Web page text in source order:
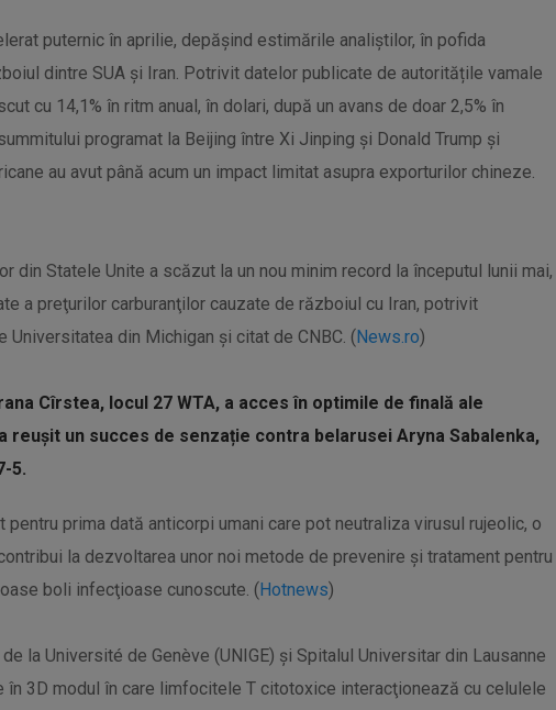
puternic în aprilie, depășind estimările analiștilor, în pofida
dintre SUA și Iran. Potrivit datelor publicate de autoritățile vamale
cu 14,1% în ritm anual, în dolari, după un avans de doar 2,5% în
programat la Beijing între Xi Jinping și Donald Trump și
au avut până acum un impact limitat asupra exporturilor chineze.
din Statele Unite a scăzut la un nou minim record la începutul lunii mai,
a preţurilor carburanţilor cauzate de războiul cu Iran, potrivit
Universitatea din Michigan și citat de CNBC. (News.ro)
Cîrstea, locul 27 WTA, a acces în optimile de finală ale
reușit un succes de senzație contra belarusei Aryna Sabalenka,
5.
pentru prima dată anticorpi umani care pot neutraliza virusul rujeolic, o
la dezvoltarea unor noi metode de prevenire şi tratament pentru
boli infecţioase cunoscute. (Hotnews)
la Université de Genève (UNIGE) şi Spitalul Universitar din Lausanne
în 3D modul în care limfocitele T citotoxice interacţionează cu celulele